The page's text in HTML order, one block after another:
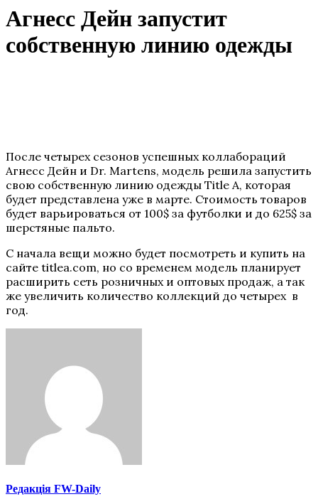
Агнесс Дейн запустит
собственную линию одежды
После четырех сезонов успешных коллабораций
Агнесс Дейн и Dr. Martens, модель решила запустить
свою собственную линию одежды Title A, которая
будет представлена уже в марте. Стоимость товаров
будет варьироваться от 100$ за футболки и до 625$ за
шерстяные пальто.
С начала вещи можно будет посмотреть и купить на
сайте titlea.com, но со временем модель планирует
расширить сеть розничных и оптовых продаж, а так
же увеличить количество коллекций до четырех в
год.
Редакція FW-Daily